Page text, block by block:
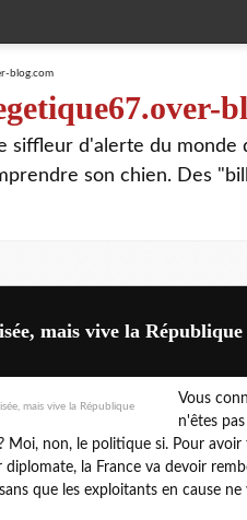
siffleur d'alerte du monde
son chien. Des
mais vive la République
Vous
n'êtes
Moi, non, le politique si. Pour avoir
diplomate, la France va devoir
que les exploitants en cause